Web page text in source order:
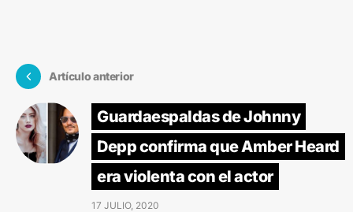
Artículo anterior
Guardaespaldas de Johnny
Depp confirma que Amber Heard
era violenta con el actor
17 JULIO, 2020